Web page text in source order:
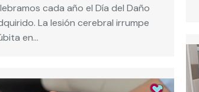
cada año el Día del Daño
La lesión cerebral irrumpe
en…